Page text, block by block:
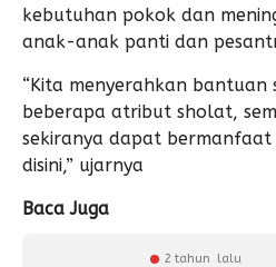
kebutuhan pokok dan
anak-anak panti dan
“Kita menyerahkan bantuan
beberapa atribut sholat,
sekiranya dapat
disini,” ujarnya
Baca Juga
2 tahun lalu